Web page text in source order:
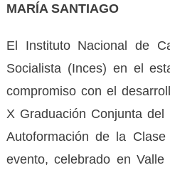
MARÍA SANTIAGO
El Instituto Nacional de
Socialista (Inces) en el
compromiso con el
X Graduación Conjunta
Autoformación de la
evento, celebrado en